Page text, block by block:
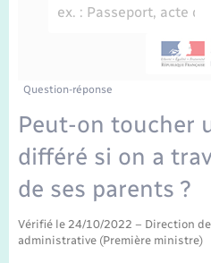
Etat-civil - Papiers -
Parrainage civil
Concessions funéraires
Nouvel habitant
Numérique
Organisation d’événement
Transports scolaires
Travaux - Autorisation
Plan interactif
Question-réponse
Peut-on toucher
différé si on a
de ses parents ?
Vérifié le 24/10/2022 – Direction
administrative (Première ministre)